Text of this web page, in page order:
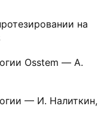
на
Osstem — А.
— И. Налиткин,